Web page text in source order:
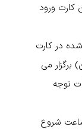
کارت ورود
در کارت
گلستان) برگزار می
توجه
قبل از ساعت شروع